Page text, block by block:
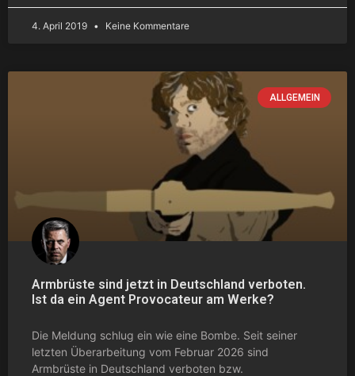
4. April 2019 Keine Kommentare
ALLGEMEIN
Armbrüste sind jetzt in Deutschland verboten.
Ist da ein Agent Provocateur am Werke?
Die Meldung schlug ein wie eine Bombe. Seit seiner
letzten Überarbeitung vom Februar 2026 sind
Armbrüste in Deutschland verboten bzw.